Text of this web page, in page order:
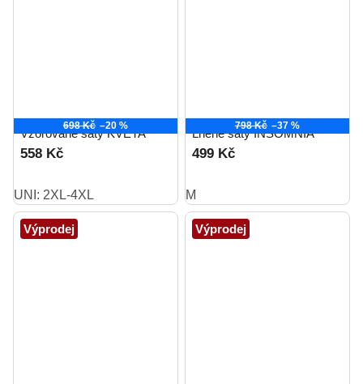
698 Kč –20 %
Vzorované šaty KVĚTA
558 Kč
UNI: 2XL-4XL
798 Kč –37 %
Lněné šaty INSOMNIA
499 Kč
M
Výprodej Výprodej